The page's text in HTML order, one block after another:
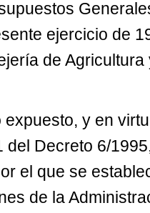
ejercicio de
de
expuesto, y en
del Decreto 6/
el que se
de la